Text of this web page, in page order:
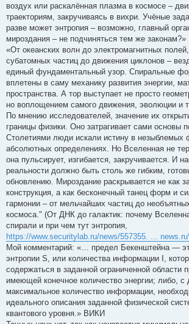
воздух или раскалённая плазма в космосе –
траекториям, закручиваясь в вихри. Учёные
разве может энтропия – возможно, главный
мироздания – не подчиняться тем же законам?»
«От океанских волн до электромагнитных
субатомных частиц до движения циклонов –
единый фундаментальный узор. Спиральные
вплетены в саму механику развития энергии,
пространства. А тор выступает не просто
но воплощением самого движения, эволюции и
По мнению исследователей, значение их
границы физики. Оно затрагивает сами основы
Столетиями люди искали истину в незыблемых
абсолютных определениях. Но Вселенная не
она пульсирует, изгибается, закручивается. И
реальности должно быть столь же гибким,
обновлению. Мироздание раскрывается не как
конструкция, а как бесконечный танец форм и
гармонии – от мельчайших частиц до
космоса." (От ДНК до галактик: почему
спирали и при чем тут энтропия,
https://www.securitylab.ru/news/557355. ...
Мой комментарий: «… предел Бекенштейна —
энтропии S, или количества информации I,
содержаться в заданной ограниченной области
имеющей конечное количество энергии; либо, с
максимальное количество информации,
идеального описания заданной физической
квантового уровня.» ВИКИ